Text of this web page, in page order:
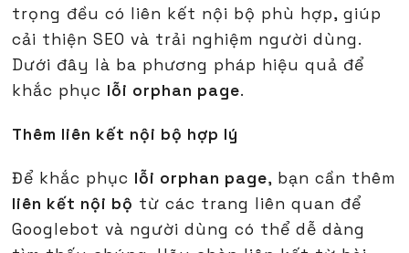
trọng đều có liên kết nội bộ phù hợp, giúp
cải thiện SEO và trải nghiệm người dùng.
Dưới đây là ba phương pháp hiệu quả để
khắc phục lỗi orphan page.
Thêm liên kết nội bộ hợp lý
Để khắc phục lỗi orphan page, bạn cần thêm
liên kết nội bộ từ các trang liên quan để
Googlebot và người dùng có thể dễ dàng